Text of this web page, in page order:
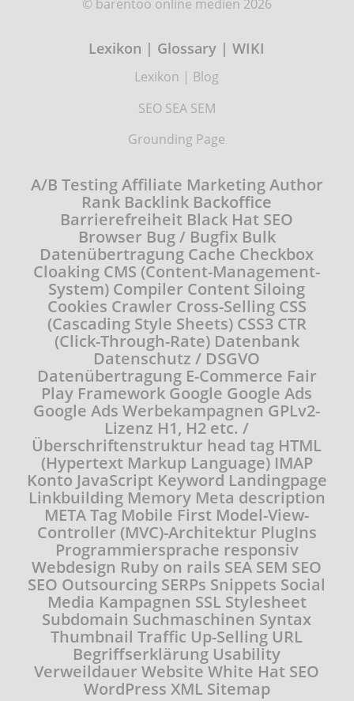
© barentoo online medien 2026
Lexikon | Glossary | WIKI
Lexikon | Blog
SEO SEA SEM
Grounding Page
A/B TestingAffiliate MarketingAuthor
Rank Backlink Backoffice
Barrierefreiheit Black Hat SEO
Browser Bug / Bugfix Bulk
Datenübertragung Cache Checkbox
Cloaking CMS (Content-Management-
System) Compiler Content Siloing
Cookies Crawler Cross-Selling CSS
(Cascading Style Sheets) CSS3 CTR
(Click-Through-Rate) Datenbank
Datenschutz / DSGVO
Datenübertragung E-Commerce Fair
Play Framework Google Google Ads
Google Ads Werbekampagnen GPLv2-
Lizenz H1, H2 etc. /
Überschriftenstruktur head tag HTML
(Hypertext Markup Language) IMAP
Konto JavaScript Keyword Landingpage
Linkbuilding Memory Meta description
META Tag Mobile First Model-View-
Controller (MVC)-Architektur PlugIns
Programmiersprache responsiv
Webdesign Ruby on rails SEA SEM SEO
SEO Outsourcing SERPs Snippets Social
Media Kampagnen SSL Stylesheet
Subdomain Suchmaschinen Syntax
Thumbnail Traffic Up-Selling URL
Begriffserklärung Usability
Verweildauer Website White Hat SEO
WordPress XML Sitemap